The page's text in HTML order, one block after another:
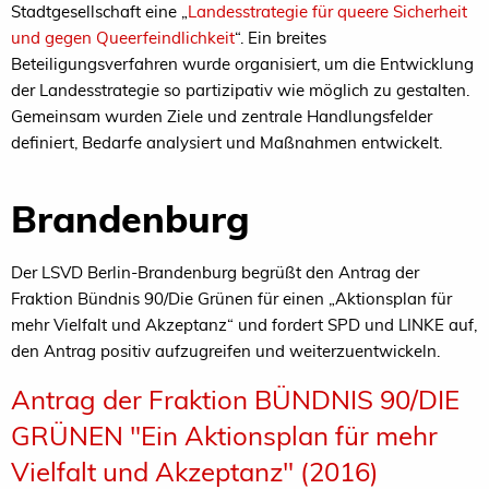
Stadtgesellschaft eine „Landesstrategie für queere Sicherheit
und gegen Queerfeindlichkeit“. Ein breites
Beteiligungsverfahren wurde organisiert, um die Entwicklung
der Landesstrategie so partizipativ wie möglich zu gestalten.
Gemeinsam wurden Ziele und zentrale Handlungsfelder
definiert, Bedarfe analysiert und Maßnahmen entwickelt.
Brandenburg
Der LSVD Berlin-Brandenburg begrüßt den Antrag der
Fraktion Bündnis 90/Die Grünen für einen „Aktionsplan für
mehr Vielfalt und Akzeptanz“ und fordert SPD und LINKE auf,
den Antrag positiv aufzugreifen und weiterzuentwickeln.
Antrag der Fraktion BÜNDNIS 90/DIE
GRÜNEN "Ein Aktionsplan für mehr
Vielfalt und Akzeptanz" (2016)